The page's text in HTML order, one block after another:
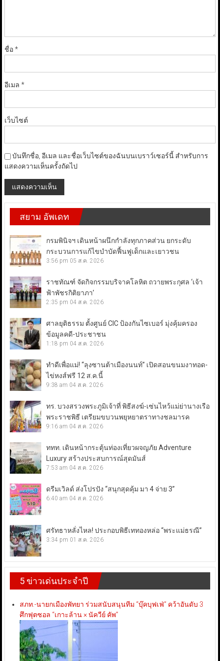
ชื่อ*
อีเมล *
เว็บไซต์
บันทึกชื่อ, อีเมล และชื่อเว็บไซต์ของฉันบนเบราว์เซอร์นี้ สำหรับการ
แสดงความเห็นครั้งถัดไป
สยาม อัพเดท
กรมพินิจฯ เดินหน้าผนึกกำลังทุกภาคส่วน ยกระดับ
กระบวนการแก้ไขบำบัดฟื้นฟูเด็กและเยาวชน
3:56 pm 05 ส.ค. 2026
ราชทัณฑ์ จัดกิจกรรมบริจาคโลหิต ถวายพระกุศล ‘เจ้า
ฟ้าพัชรกิติยาภา’
2:35 pm 04 ส.ค. 2026
ศาลยุติธรรม ตั้งศูนย์ CIC ป้องกันไซเบอร์ มุ่งคุ้มครอง
ข้อมูลคดี-ประชาชน
1:18 pm 04 ส.ค. 2026
ทำดีเพื่อแม่! “ลุงซานต้าเมืองนนท์” เปิดสอนขนมงาทอด-
ไข่หงส์ฟรี 12 ส.ค.นี้
9:38 am 04 ส.ค. 2026
ทร. บวงสรวงพระภูมิเจ้าที่ พิธีสงฆ์-เซ่นไหว้แม่ย่านางเรือ
พระราชพิธี เตรียมขบวนพยุหยาตราทางชลมารค
9:16 am 04 ส.ค. 2026
ททท. เดินหน้ากระตุ้นท่องเที่ยวผจญภัย Adventure
Luxury สร้างประสบการณ์สุดมันส์
7:53 am 04 ส.ค. 2026
ดรีมเวิลด์ ส่งโปรปัง “สนุกสุดคุ้ม มา 4 จ่าย 3”
6:40 am 04 ส.ค. 2026
ศรัทธาหลั่งไหล! ประกอบพิธีเททองหล่อ “พระแม่ธรณี”
3:34 pm 01 ส.ค. 2026
5 ข่าวเด่นประจำปี
สภท.-นายกเมืองพัทยา ร่วมสนับสนุนทีม “บุ๊คบุฟเฟ่” คว้าอันดับ 3
ศึกฟุตซอล “เกาะล้าน × นัควีย์ คัพ”